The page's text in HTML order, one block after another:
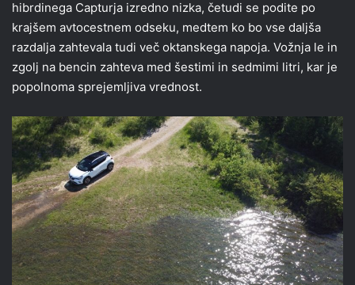
hibrdinega Capturja izredno nizka, četudi se podite po
krajšem avtocestnem odseku, medtem ko bo vse daljša
razdalja zahtevala tudi več oktanskega napoja. Vožnja le in
zgolj na bencin zahteva med šestimi in sedmimi litri, kar je
popolnoma sprejemljiva vrednost.